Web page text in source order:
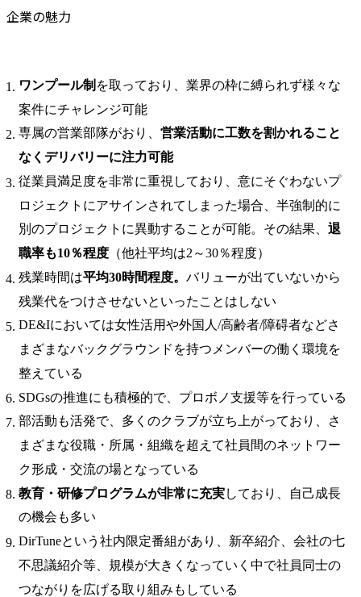
企業の魅力
ワンプール制 を取っており、業界の枠に縛られず様々な
案件にチャレンジ可能
専属の営業部隊がおり、 営業活動に工数を割かれること
なくデリバリーに注力可能
従業員満足度を非常に重視しており、意にそぐわないプ
ロジェクトにアサインされてしまった場合、半強制的に
別のプロジェクトに異動することが可能。その結果、 退
職率も10％程度 （他社平均は2～30％程度）
残業時間は平均30時間程度。 バリューが出ていないから
残業代をつけさせないといったことはしない
DE&Iにおいては女性活用や外国人/高齢者/障碍者などさ
まざまなバックグラウンドを持つメンバーの働く環境を
整えている
SDGsの推進にも積極的で、プロボノ支援等を行っている
部活動も活発で、多くのクラブが立ち上がっており、さ
まざまな役職・所属・組織を超えて社員間のネットワー
ク形成・交流の場となっている
教育・研修プログラムが非常に充実しており、自己成長
の機会も多い
DirTuneという社内限定番組があり、新卒紹介、会社の七
不思議紹介等、規模が大きくなっていく中で社員同士の
つながりを広げる取り組みもしている